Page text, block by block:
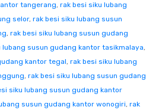
tangerang, rak besi siku lubang
selor, rak besi siku lubang susun
, rak besi siku lubang susun gudang
lubang susun gudang kantor tasikmalaya,
kantor tegal, rak besi siku lubang
, rak besi siku lubang susun gudang
siku lubang susun gudang kantor
susun gudang kantor wonogiri, rak